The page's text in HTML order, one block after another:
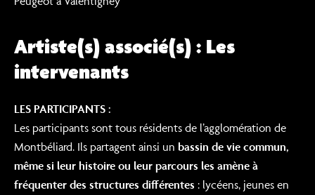
Artiste(s) associé(s) : Les
intervenants
LES PARTICIPANTS :
Les participants sont tous résidents de l’agglomération de
Montbéliard. Ils partagent ainsi un bassin de vie commun,
même si leur histoire ou leur parcours les amène à
fréquenter des structures différentes : lycéens, jeunes en